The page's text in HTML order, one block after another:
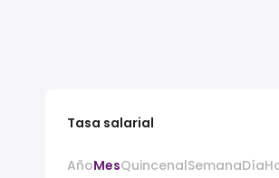
Tasa salarial
AñoMesQuincenalSemanaDía